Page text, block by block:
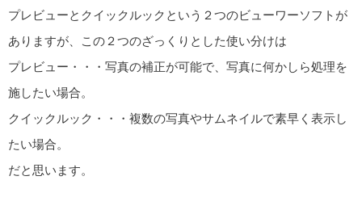
プレビューとクイックルックという２つのビューワーソフトが
ありますが、この２つのざっくりとした使い分けは
プレビュー・・・写真の補正が可能で、写真に何かしら処理を
施したい場合。
クイックルック・・・複数の写真やサムネイルで素早く表示し
たい場合。
だと思います。